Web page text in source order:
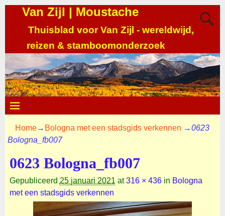
Van Zijl | Moustache
Thuisblad voor Van Zijl - wereldwijd,
reizen & stamboomonderzoek
Home→ Bologna met een stadsgids verkennen →0623
Bologna_fb007
0623 Bologna_fb007
Gepubliceerd 25 januari 2021 at316 × 436in Bologna
met een stadsgids verkennen